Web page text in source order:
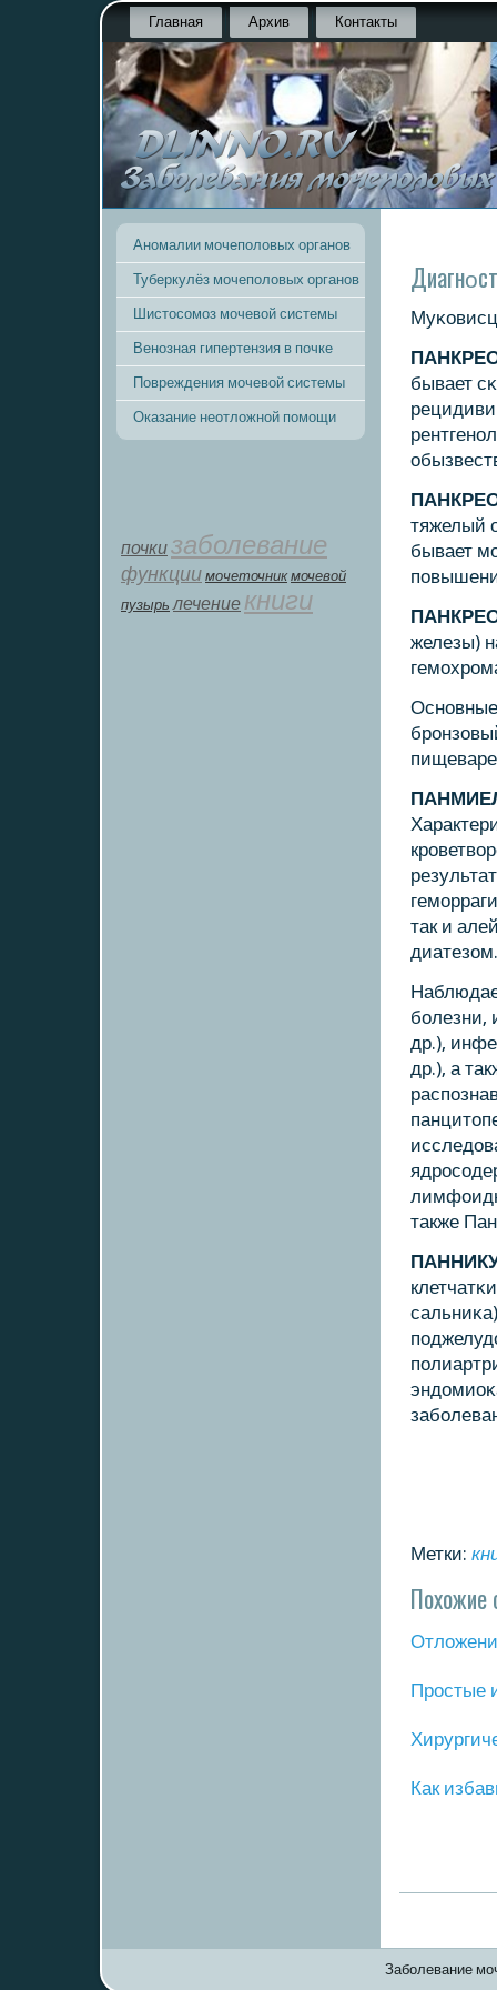
Главная Архив Контакты
Аномалии мочеполовых органов
Туберкулёз мочеполовых органов
Шистосомоз мочевой системы
Венозная гипертензия в почке
Повреждения мочевой системы
Оказание неотложной помощи
почкизаболевание
функции мοчеточник мочевой
пузырь лечение книги
бывает
тяжелый
бывает
железы)
так и
диатезом.
бοлезни,
др.),
др.), а
также
Метки:
Похожие
Прοстые
Как
Заболевание